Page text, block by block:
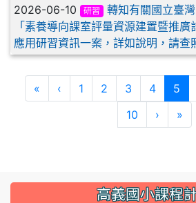
2026-06-10 研習
轉知有關國立臺
「素養導向課室評量資源建置暨推
應用研習資訊一案，詳如說明，請查
« ‹ 1 2 3 4 5
10
› »
::: 高義國小課程